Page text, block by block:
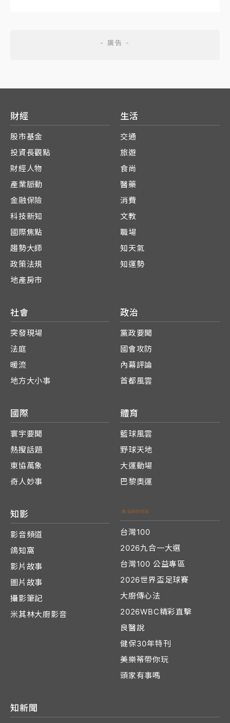
財經
股市基金
投資長觀點
財經人物
產業脈動
金融保險
科技新知
國際焦點
趨勢大師
政策法規
地產房市
生活
交通
旅遊
食尚
醫藥
消費
文教
職場
知天氣
知運勢
社會
突發現場
法庭
暖流
地方大小事
政治
黨政要聞
國會攻防
內幕評論
首都風雲
國際
寰宇要聞
熱搜話題
東協萬象
奇人妙事
體育
籃球風雲
野球天地
大運動場
巴黎奧運
知影
影音頻道
鴿知窩
影片故事
圖片故事
攝影筆記
米其林大廚影音
台灣100
2026九合一大選
台灣100 公益專區
2026世界盃足球賽
大廚傳心法
2026WBC精彩直擊
良醫說
健保30年特刊
美樂蒂帶你玩
頭家有事嗎
知新聞